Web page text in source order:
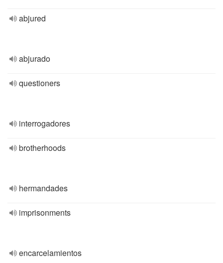
abjured
abjurado
questioners
interrogadores
brotherhoods
hermandades
imprisonments
encarcelamientos